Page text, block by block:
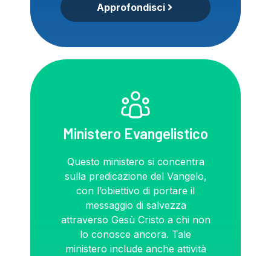
Approfondisci
Ministero Evangelistico
Questo ministero si concentra
sulla predicazione del Vangelo,
con l’obiettivo di portare il
messaggio di salvezza
attraverso Gesù Cristo a chi non
lo conosce ancora. Tale
ministero include anche attività